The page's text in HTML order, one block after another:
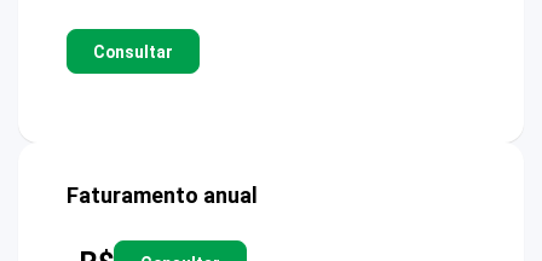
Consultar
Faturamento anual